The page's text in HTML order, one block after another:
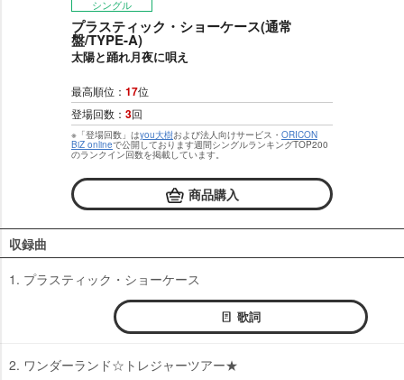
シングル
プラスティック・ショーケース(通常
盤/TYPE-A)
太陽と踊れ月夜に唄え
最高順位： 17位
登場回数： 3回
※「登場回数」はyou大樹および法人向けサービス・ ORICON
BiZ onlineで公開しております週間シングルランキングTOP200
のランクイン回数を掲載しています。
商品購入
収録曲
1. プラスティック・ショーケース
歌詞
2. ワンダーランド☆トレジャーツアー★